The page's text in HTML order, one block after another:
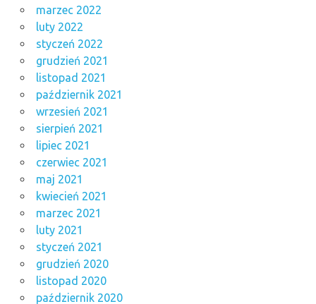
marzec 2022
luty 2022
styczeń 2022
grudzień 2021
listopad 2021
październik 2021
wrzesień 2021
sierpień 2021
lipiec 2021
czerwiec 2021
maj 2021
kwiecień 2021
marzec 2021
luty 2021
styczeń 2021
grudzień 2020
listopad 2020
październik 2020